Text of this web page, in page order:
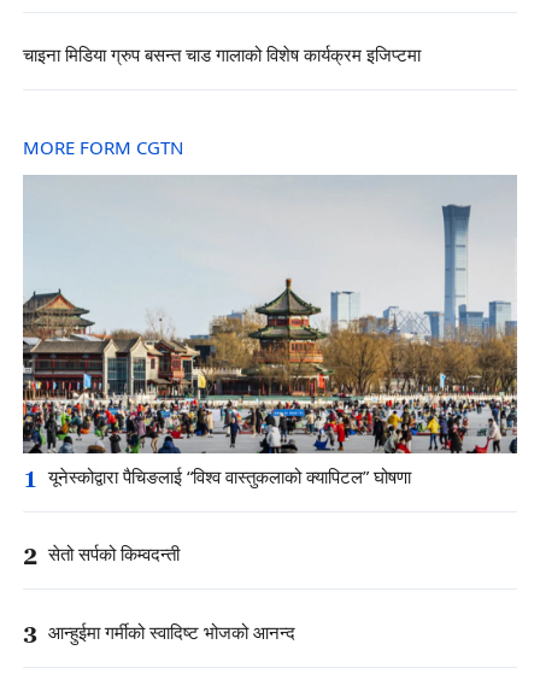
चाइना मिडिया ग्रुप बसन्त चाड गालाको विशेष कार्यक्रम इजिप्टमा
MORE FORM CGTN
1 यूनेस्कोद्वारा पैचिङलाई “विश्व वास्तुकलाको क्यापिटल” घोषणा
2 सेतो सर्पको किम्वदन्ती
3 आन्हुईमा गर्मीको स्वादिष्ट भोजको आनन्द